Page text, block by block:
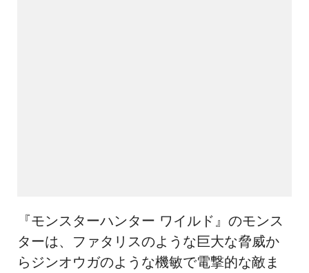
『モンスターハンター ワイルド』のモンス
ターは、ファタリスのような巨大な脅威か
らジンオウガのような機敏で電撃的な敵ま